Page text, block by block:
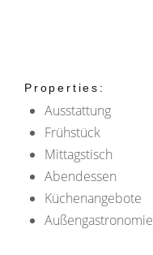
Properties:
Ausstattung
Frühstück
Mittagstisch
Abendessen
Küchenangebote
Außengastronomie